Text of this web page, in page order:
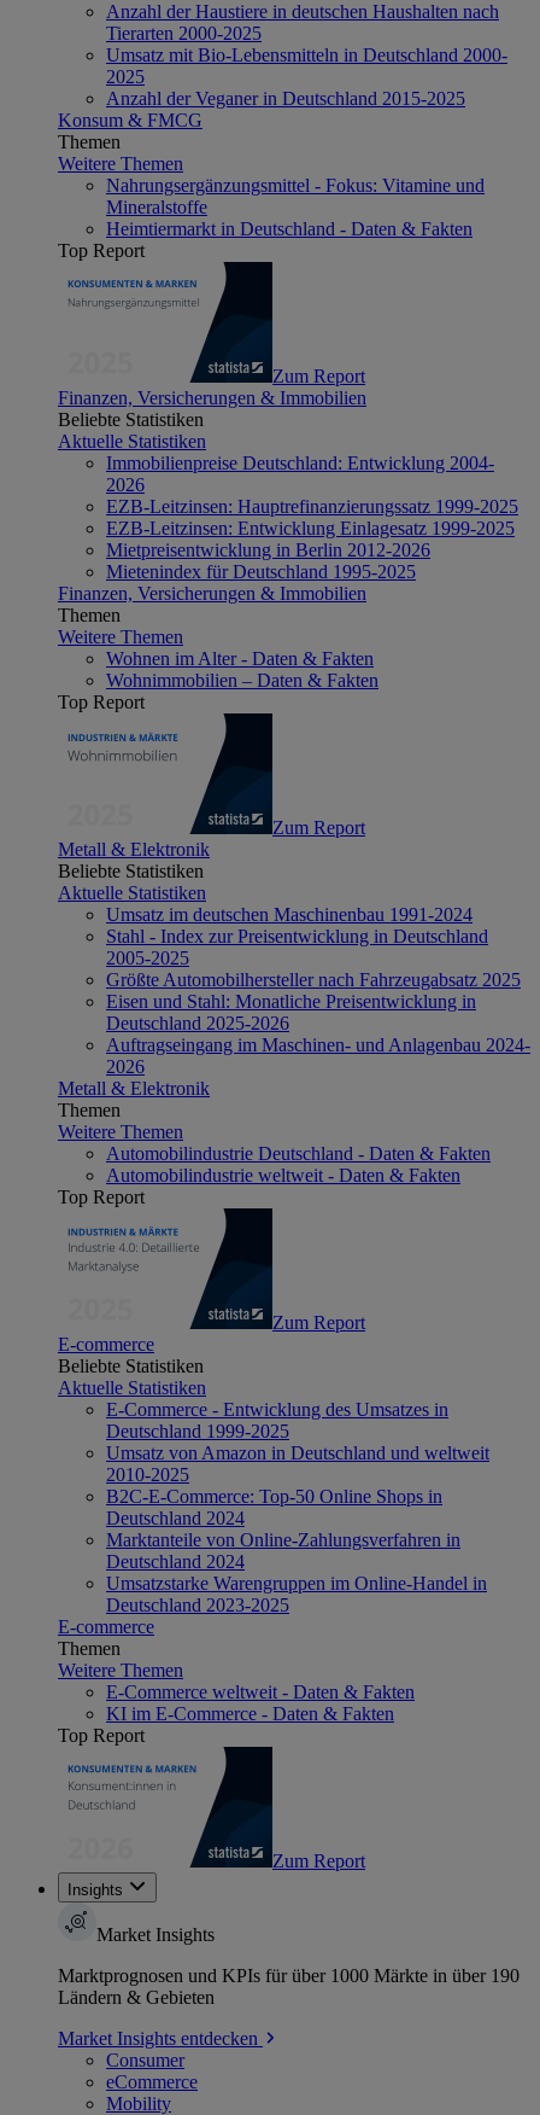
Anzahl der Haustiere in deutschen Haushalten nach
Tierarten 2000-2025
Umsatz mit Bio-Lebensmitteln in Deutschland 2000-
2025
Anzahl der Veganer in Deutschland 2015-2025
Konsum & FMCG
Themen
Weitere Themen
Nahrungsergänzungsmittel - Fokus: Vitamine und
Mineralstoffe
Heimtiermarkt in Deutschland - Daten & Fakten
Top Report
Zum Report
Finanzen, Versicherungen & Immobilien
Beliebte Statistiken
Aktuelle Statistiken
Immobilienpreise Deutschland: Entwicklung 2004-
2026
EZB-Leitzinsen: Hauptrefinanzierungssatz 1999-2025
EZB-Leitzinsen: Entwicklung Einlagesatz 1999-2025
Mietpreisentwicklung in Berlin 2012-2026
Mietenindex für Deutschland 1995-2025
Finanzen, Versicherungen & Immobilien
Themen
Weitere Themen
Wohnen im Alter - Daten & Fakten
Wohnimmobilien – Daten & Fakten
Top Report
Zum Report
Metall & Elektronik
Beliebte Statistiken
Aktuelle Statistiken
Umsatz im deutschen Maschinenbau 1991-2024
Stahl - Index zur Preisentwicklung in Deutschland
2005-2025
Größte Automobilhersteller nach Fahrzeugabsatz 2025
Eisen und Stahl: Monatliche Preisentwicklung in
Deutschland 2025-2026
Auftragseingang im Maschinen- und Anlagenbau 2024-
2026
Metall & Elektronik
Themen
Weitere Themen
Automobilindustrie Deutschland - Daten & Fakten
Automobilindustrie weltweit - Daten & Fakten
Top Report
Zum Report
E-commerce
Beliebte Statistiken
Aktuelle Statistiken
E-Commerce - Entwicklung des Umsatzes in
Deutschland 1999-2025
Umsatz von Amazon in Deutschland und weltweit
2010-2025
B2C-E-Commerce: Top-50 Online Shops in
Deutschland 2024
Marktanteile von Online-Zahlungsverfahren in
Deutschland 2024
Umsatzstarke Warengruppen im Online-Handel in
Deutschland 2023-2025
E-commerce
Themen
Weitere Themen
E-Commerce weltweit - Daten & Fakten
KI im E-Commerce - Daten & Fakten
Top Report
Zum Report
Insights
Market Insights
Marktprognosen und KPIs für über 1000 Märkte in über 190
Ländern & Gebieten
Market Insights entdecken
Consumer
eCommerce
Mobility